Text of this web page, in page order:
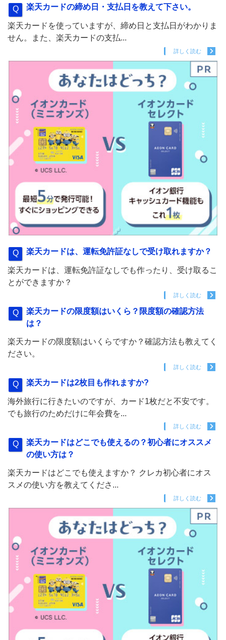
楽天カードの締め日・支払日を教えて下さい。
楽天カードを使っていますが、締め日と支払日がわかりま
せん。また、楽天カードの支払...
詳しく読む
楽天カードは、運転免許証なしで受け取れますか？
楽天カードは、運転免許証なしでも作ったり、受け取るこ
とができますか？
詳しく読む
楽天カードの限度額はいくら？限度額の確認方法
は？
楽天カードの限度額はいくらですか？確認方法も教えてく
ださい。
詳しく読む
楽天カードは2枚目も作れますか?
海外旅行に行きたいのですが、カード1枚だと不安です。
でも旅行のためだけに年会費を...
詳しく読む
楽天カードはどこでも使えるの？初心者にオススメ
の使い方は？
楽天カードはどこでも使えますか？ クレカ初心者にオス
スメの使い方を教えてくださ...
詳しく読む